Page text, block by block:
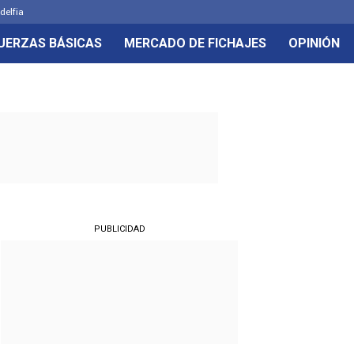
BÁSICAS MERCADO DE FICHAJES OPINIÓN
PUBLICIDAD